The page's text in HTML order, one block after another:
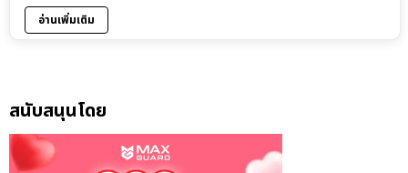
อ่านเพิ่มเติม
สนับสนุนโดย